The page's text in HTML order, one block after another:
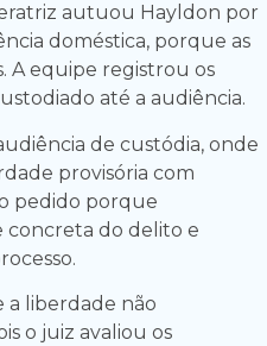
autuou Hayldon por
doméstica, porque as
A equipe registrou os
até a audiência.
de custódia, onde
provisória com
pedido porque
concreta do delito e
a liberdade não
o juiz avaliou os